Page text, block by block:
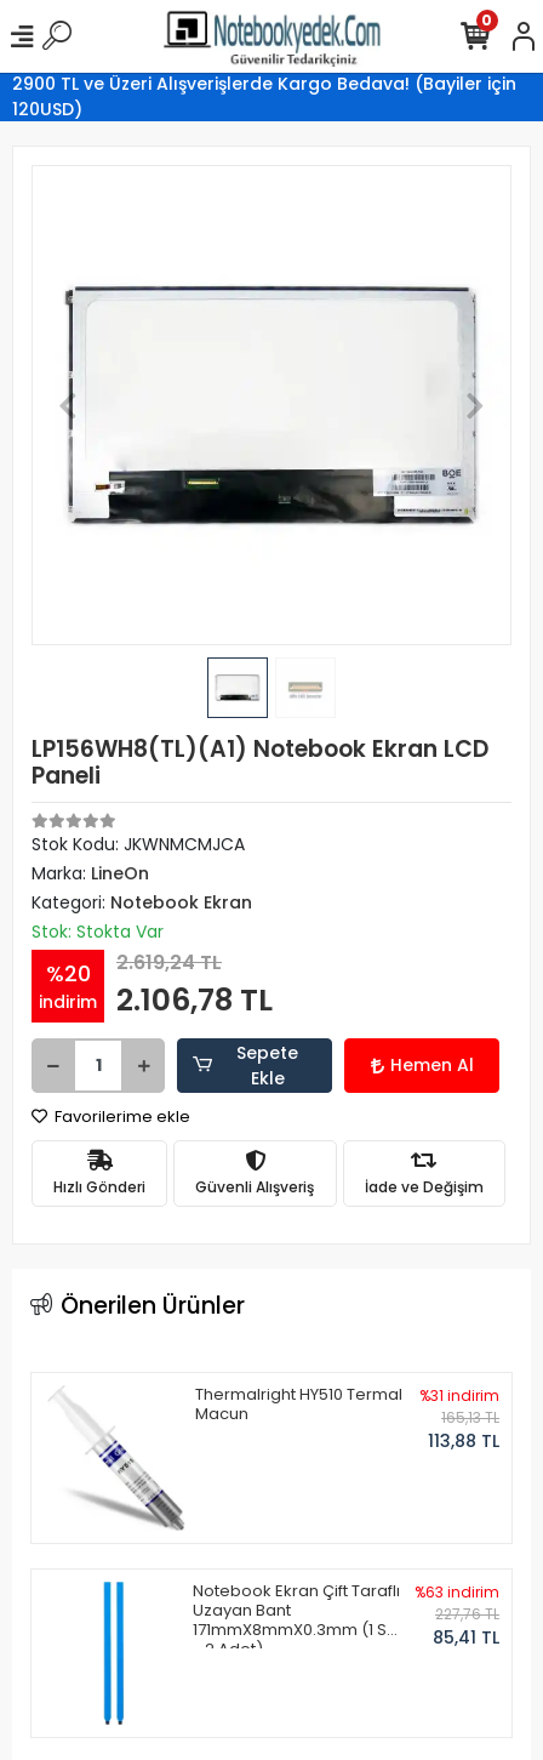
2900 TL ve Üzeri Alışverişlerde Kargo Bedava! (Bayiler için
120USD)
0
LP156WH8(TL)(A1) Notebook Ekran LCD
Paneli
Stok Kodu: JKWNMCMJCA
Marka: LineOn
Kategori: Notebook Ekran
Stok: Stokta Var
%20
indirim
2.619,24 TL
2.106,78 TL
Sepete
Ekle
Hemen Al
Favorilerime ekle
Hızlı Gönderi Güvenli Alışveriş İade ve Değişim
Önerilen Ürünler
Thermalright HY510 Termal
Macun
%31 indirim
165,13 TL
113,88 TL
Notebook Ekran Çift Taraflı
Uzayan Bant
171mmX8mmX0.3mm (1 Set
- 2 Adet)
%63 indirim
227,76 TL
85,41 TL